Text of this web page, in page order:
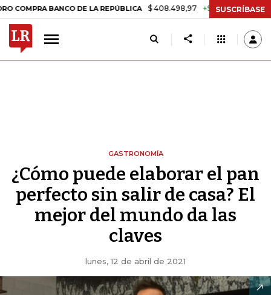
BANCO DE LA REPÚBLICA $ 408.498,97 +$ 8.753,81 +2,19%
SUSCRÍBASE
GASTRONOMÍA
¿Cómo puede elaborar el pan
perfecto sin salir de casa? El
mejor del mundo da las
claves
lunes, 12 de abril de 2021